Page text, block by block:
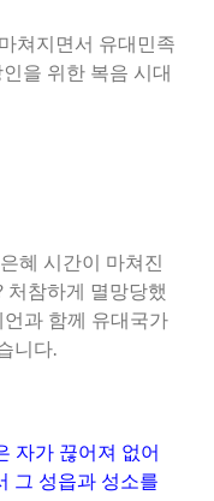
쳐지면서 유대민족
을 위한 복음 시대
혜 시간이 마쳐진
처참하게 멸망당했
과 함께 유대국가
니다.
자가 끊어져 없어
그 성읍과 성소를